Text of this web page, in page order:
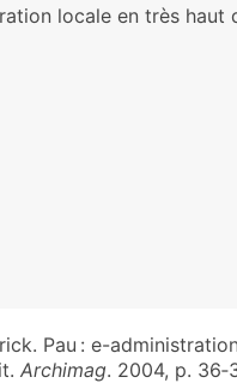
locale en très haut
Pau : e-
Archimag. 2004, p.